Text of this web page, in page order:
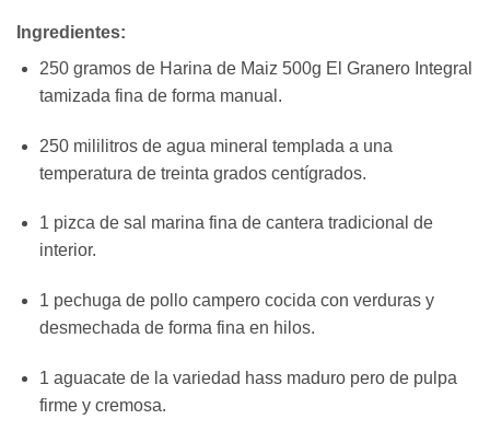
Ingredientes:
250 gramos de Harina de Maiz 500g El Granero Integral
tamizada fina de forma manual.
250 mililitros de agua mineral templada a una
temperatura de treinta grados centígrados.
1 pizca de sal marina fina de cantera tradicional de
interior.
1 pechuga de pollo campero cocida con verduras y
desmechada de forma fina en hilos.
1 aguacate de la variedad hass maduro pero de pulpa
firme y cremosa.